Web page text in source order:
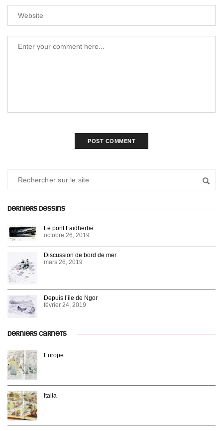
DERNIERS DESSINS
Le pont Faidherbe
octobre 26, 2019
Discussion de bord de mer
mars 26, 2019
Depuis l’île de Ngor
février 24, 2019
DERNIERS CARNETS
Europe
Italia